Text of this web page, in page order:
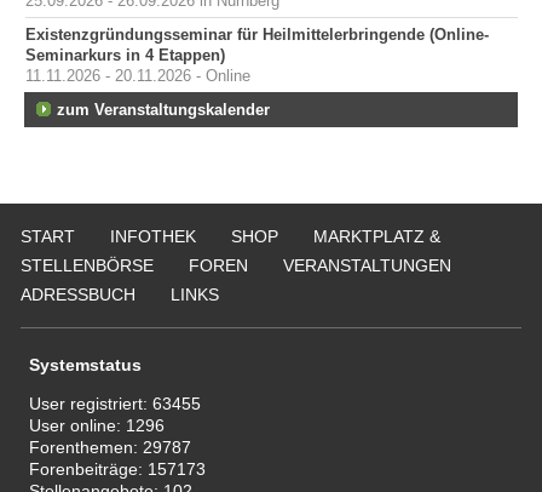
Existenzgründungsseminar für Heilmittelerbringende (Online-
Seminarkurs in 4 Etappen)
11.11.2026 - 20.11.2026 - Online
zum Veranstaltungskalender
START INFOTHEK SHOP
MARKTPLATZ &
STELLENBÖRSE
FOREN
VERANSTALTUNGEN
ADRESSBUCH
LINKS
Systemstatus
User registriert:63455
User online: 1296
Forenthemen: 29787
Forenbeiträge: 157173